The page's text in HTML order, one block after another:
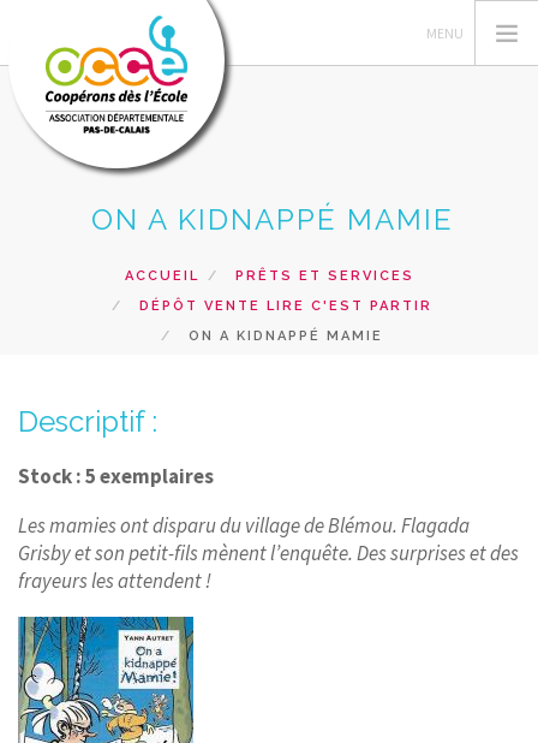
L'OCCE 62
RESSOURCES ET SERVICES
RECHERCHER
CONTACT
ON A KIDNAPPÉ MAMIE
ACCUEIL
PRÊTS ET SERVICES
DÉPÔT VENTE LIRE C'EST PARTIR
ON A KIDNAPPÉ MAMIE
Descriptif :
Stock : 5 exemplaires
Les mamies ont disparu du village de Blémou. Flagada
Grisby et son petit-fils mènent l’enquête. Des surprises et des
frayeurs les attendent !